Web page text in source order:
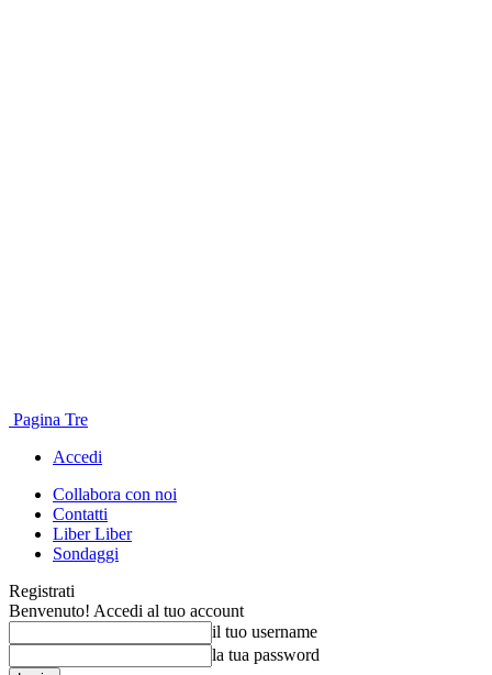
Pagina Tre
Accedi
Collabora con noi
Contatti
Liber Liber
Sondaggi
Registrati
Benvenuto! Accedi al tuo account
il tuo username
la tua password